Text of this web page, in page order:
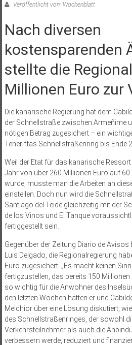
Veröffentlicht von: Wochenblatt
Nach diversen
kostensparenden
stellte die
Millionen Euro zur
Die kanarische Regierung hat dem
der Schnellstraße zwischen Armeñime
nötigen Betrag zugesichert – ein
Teneriffas Schnellstraßenring bis Ende
Weil der Etat für das kanarische
Jahr von über 260 Millionen Euro auf
wurde, musste man die Arbeiten an
einstellen. Doch nun wird die
Santiago del Teide gleichzeitig mit der
de los Vinos und El Tanque
fertiggestellt sein.
Gegenüber der Zeitung Diario de
Luis Delgado, die Regionalregierung
Euro zugesichert. „Es macht keinen
fertigzustellen, das bereits 150
so wichtig für die Anwohner des
den letzten Wochen hätten er und
Melchior über eine Lösung diskutiert,
des Schnellstraßenringes, der sowohl
Verkehrsteilnehmer als auch die
verbessern werde, reduziert und